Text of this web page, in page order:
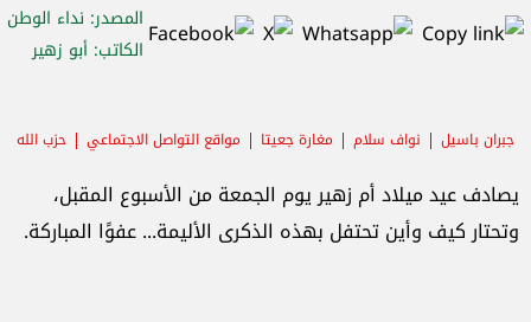
المصدر: نداء الوطن
الكاتب: أبو زهير
جبران باسيل نواف سلام مغارة جعيتا مواقع التواصل الاجتماعي
حزب الله
يصادف عيد ميلاد أم زهير يوم الجمعة من الأسبوع المقبل،
وتحتار كيف وأين تحتفل بهذه الذكرى الأليمة... عفوًا المباركة.